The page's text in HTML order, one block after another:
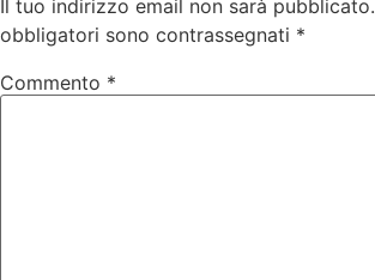
Il tuo indirizzo email non sarà pubblicato.
obbligatori sono contrassegnati *
Commento *